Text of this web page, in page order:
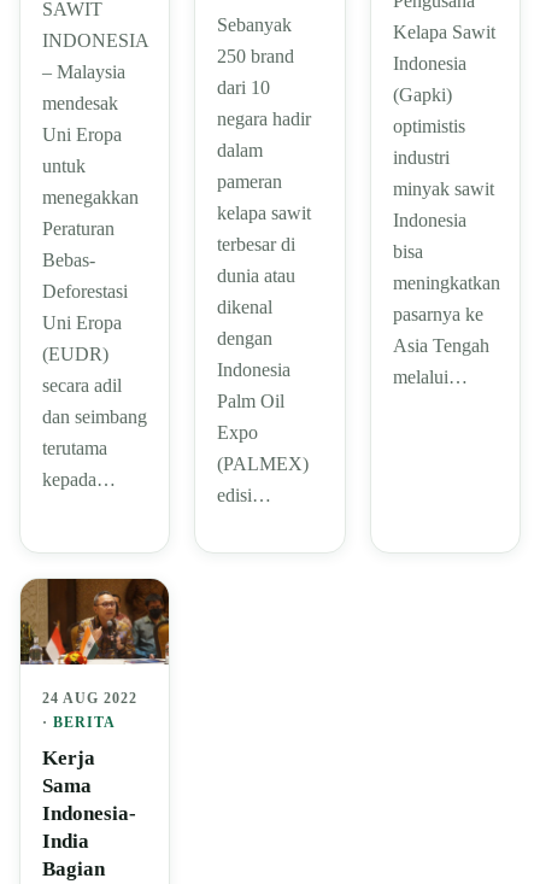
SAWIT
INDONESIA
– Malaysia
mendesak
Uni Eropa
untuk
menegakkan
Peraturan
Bebas-
Deforestasi
Uni Eropa
(EUDR)
secara adil
dan seimbang
terutama
kepada…
Sebanyak
250 brand
dari 10
negara hadir
dalam
pameran
kelapa sawit
terbesar di
dunia atau
dikenal
dengan
Indonesia
Palm Oil
Expo
(PALMEX)
edisi…
Kelapa Sawit
Indonesia
(Gapki)
optimistis
industri
minyak sawit
Indonesia
bisa
meningkatkan
pasarnya ke
Asia Tengah
melalui…
24 AUG 2022
· BERITA
Kerja
Sama
Indonesia-
India
Bagian